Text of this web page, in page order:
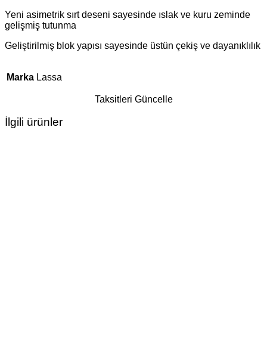
Yeni asimetrik sırt deseni sayesinde ıslak ve kuru zeminde
gelişmiş tutunma
Geliştirilmiş blok yapısı sayesinde üstün çekiş ve dayanıklılık
Marka Lassa
Taksitleri Güncelle
İlgili ürünler